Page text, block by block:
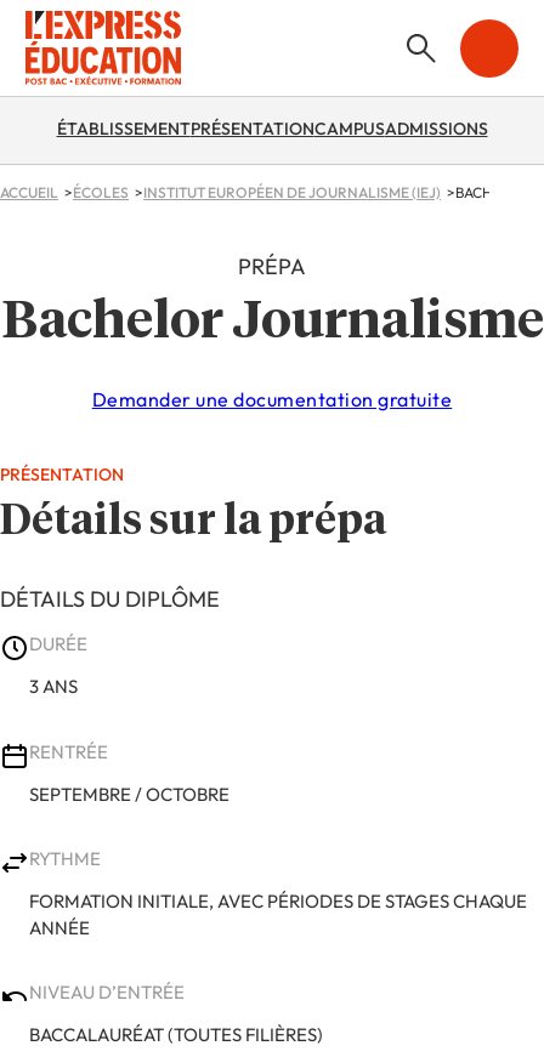
ÉTABLISSEMENTPRÉSENTATIONCAMPUSADMISSIONS
ACCUEIL ÉCOLES INSTITUT EUROPÉEN DE JOURNALISME (IEJ) BACHELOR
PRÉPA
Bachelor Journalisme
Demander une documentation gratuite
PRÉSENTATION
Détails sur la prépa
DÉTAILS DU DIPLÔME
DURÉE
3 ANS
RENTRÉE
SEPTEMBRE / OCTOBRE
RYTHME
FORMATION INITIALE, AVEC PÉRIODES DE STAGES CHAQUE
ANNÉE
NIVEAU D’ENTRÉE
BACCALAURÉAT (TOUTES FILIÈRES)